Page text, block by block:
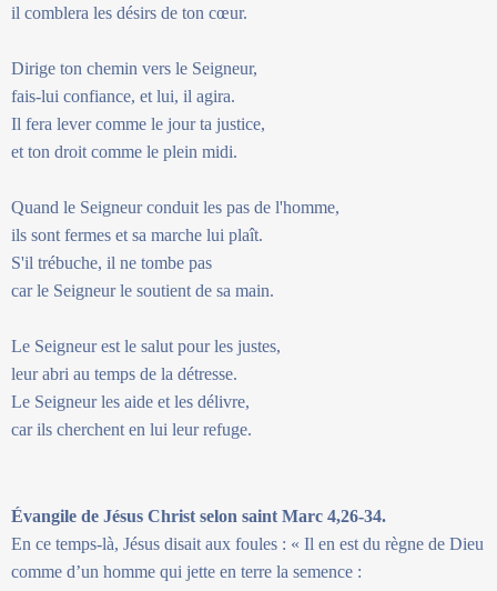
il comblera les désirs de ton cœur.
Dirige ton chemin vers le Seigneur,
fais-lui confiance, et lui, il agira.
Il fera lever comme le jour ta justice,
et ton droit comme le plein midi.
Quand le Seigneur conduit les pas de l'homme,
ils sont fermes et sa marche lui plaît.
S'il trébuche, il ne tombe pas
car le Seigneur le soutient de sa main.
Le Seigneur est le salut pour les justes,
leur abri au temps de la détresse.
Le Seigneur les aide et les délivre,
car ils cherchent en lui leur refuge.
Évangile de Jésus Christ selon saint Marc 4,26-34.
En ce temps-là, Jésus disait aux foules : « Il en est du règne de Dieu
comme d’un homme qui jette en terre la semence :